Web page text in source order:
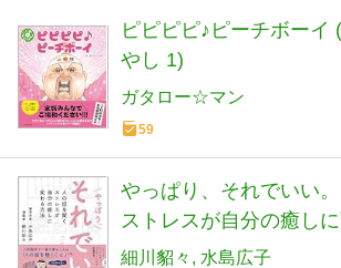
ピピピピ♪ピーチボーイ
やし 1)
ガタロー☆マン
59
やっぱり、それでいい
ストレスが自分の癒し
細川貂々 水島広子